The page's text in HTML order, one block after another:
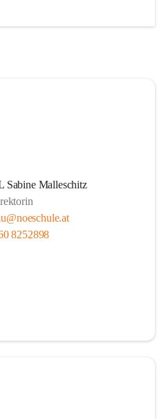
Sabine Malleschitz
8252898